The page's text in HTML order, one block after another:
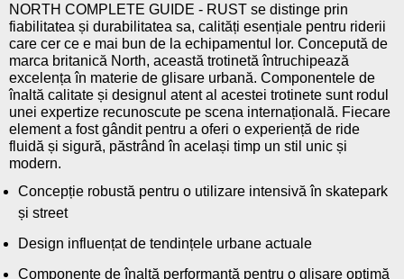
NORTH COMPLETE GUIDE - RUST se distinge prin
fiabilitatea și durabilitatea sa, calități esențiale pentru riderii
care cer ce e mai bun de la echipamentul lor. Concepută de
marca britanică North, această trotinetă întruchipează
excelența în materie de glisare urbană. Componentele de
înaltă calitate și designul atent al acestei trotinete sunt rodul
unei expertize recunoscute pe scena internațională. Fiecare
element a fost gândit pentru a oferi o experiență de ride
fluidă și sigură, păstrând în același timp un stil unic și
modern.
Concepție robustă pentru o utilizare intensivă în skatepark
și street
Design influențat de tendințele urbane actuale
Componente de înaltă performanță pentru o glisare optimă